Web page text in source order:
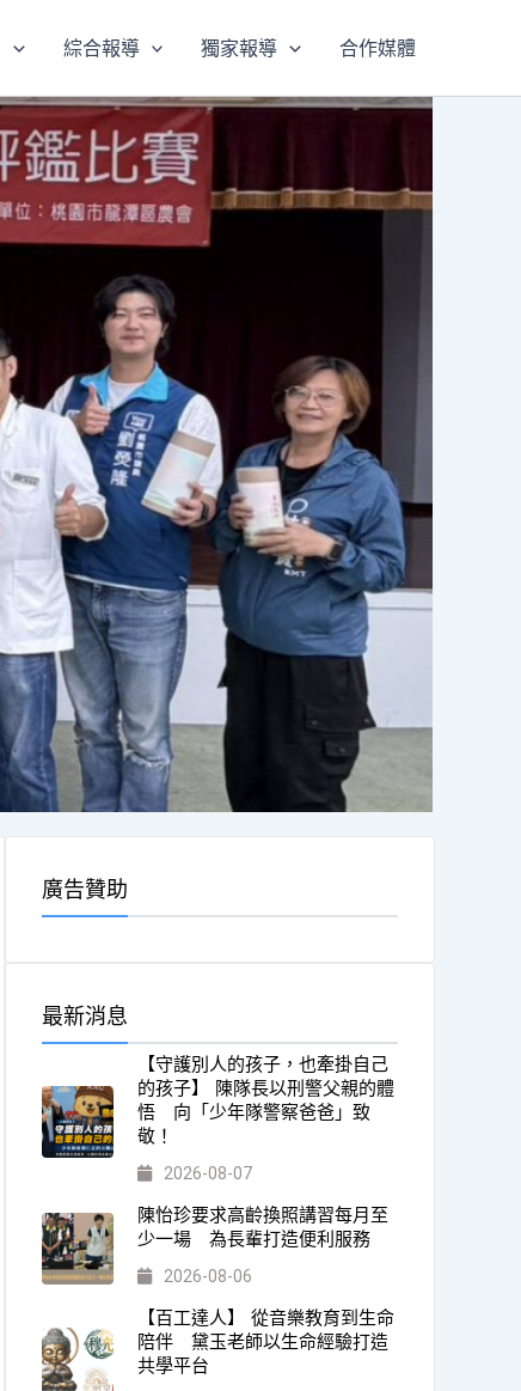
綜合報導 獨家報導 合作媒體
廣告贊助
最新消息
【守護別人的孩子，也牽掛自己
的孩子】 陳隊長以刑警父親的體
悟 向「少年隊警察爸爸」致
敬！
2026-08-07
陳怡珍要求高齡換照講習每月至
少一場 為長輩打造便利服務
2026-08-06
【百工達人】 從音樂教育到生命
陪伴 黛玉老師以生命經驗打造
共學平台